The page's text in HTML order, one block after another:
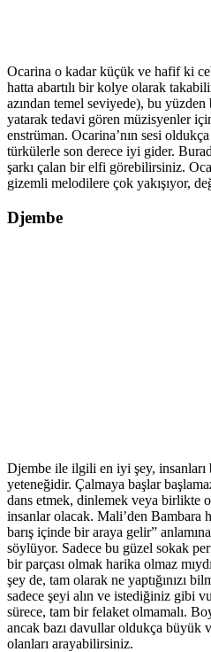
Ocarina o kadar küçük ve hafif ki
hatta abartılı bir kolye olarak
azından temel seviyede), bu
yatarak tedavi gören müzisyenler
enstrüman. Ocarina’nın sesi
türkülerle son derece iyi gider.
şarkı çalan bir elfi görebilirsiniz.
gizemli melodilere çok yakışıyor,
Djembe
Djembe ile ilgili en iyi şey, insanları
yeteneğidir. Çalmaya başlar
dans etmek, dinlemek veya birlikte
insanlar olacak. Mali’den Bambara
barış içinde bir araya gelir”
söylüyor. Sadece bu güzel sokak
bir parçası olmak harika olmaz
şey de, tam olarak ne yaptığınızı
sadece şeyi alın ve istediğiniz gibi
sürece, tam bir felaket olmamalı.
ancak bazı davullar oldukça büyük
olanları arayabilirsiniz.